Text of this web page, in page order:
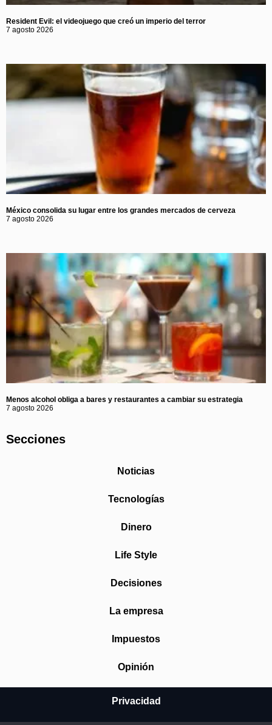
Resident Evil: el videojuego que creó un imperio del terror
7 agosto 2026
México consolida su lugar entre los grandes mercados de cerveza
7 agosto 2026
Menos alcohol obliga a bares y restaurantes a cambiar su estrategia
7 agosto 2026
Secciones
Noticias
Tecnologías
Dinero
Life Style
Decisiones
La empresa
Impuestos
Opinión
Privacidad